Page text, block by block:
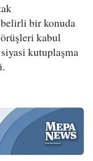
bir konuda
kabul
kutuplaşma